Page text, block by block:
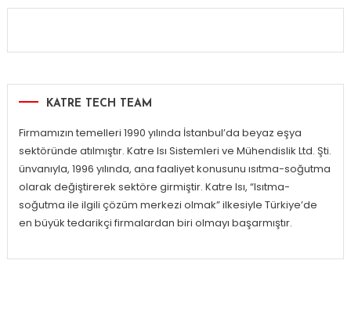
KATRE TECH TEAM
Firmamızın temelleri 1990 yılında İstanbul’da beyaz eşya
sektöründe atılmıştır. Katre Isı Sistemleri ve Mühendislik Ltd. Şti.
ünvanıyla, 1996 yılında, ana faaliyet konusunu ısıtma-soğutma
olarak değiştirerek sektöre girmiştir. Katre Isı, “Isıtma-
soğutma ile ilgili çözüm merkezi olmak” ilkesiyle Türkiye’de
en büyük tedarikçi firmalardan biri olmayı başarmıştır.